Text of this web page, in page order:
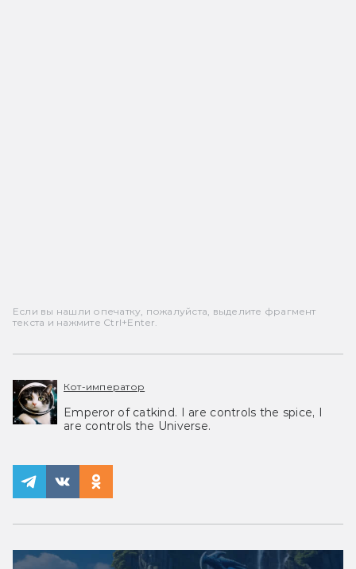
Если вы нашли опечатку, пожалуйста, выделите фрагмент
текста и нажмите Ctrl+Enter.
Кот-император
Emperor of catkind. I are controls the spice, I
are controls the Universe.